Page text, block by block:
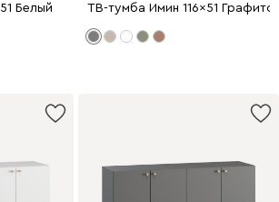
Белый ТВ-тумба Имин 116x51